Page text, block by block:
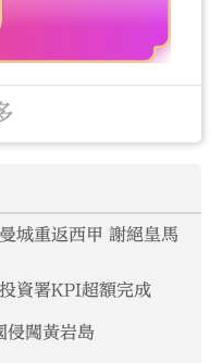
西甲 謝絕皇馬
資署KPI超額完成
侵闖黃岩島